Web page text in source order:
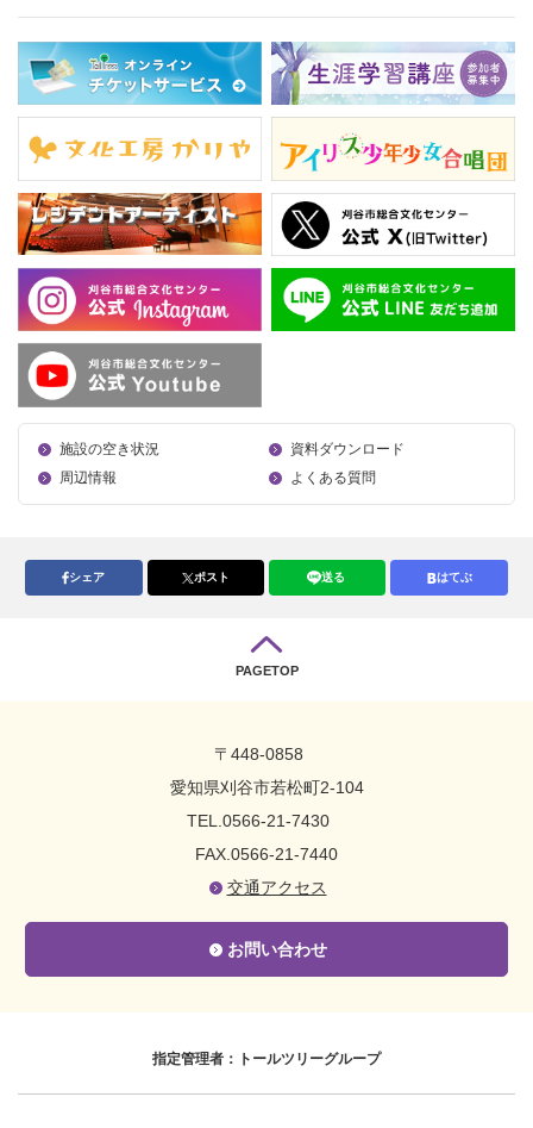
施設の空き状況
資料ダウンロード
周辺情報
よくある質問
シェア ポスト 送る はてぶ
PAGETOP
〒448-0858
愛知県刈谷市若松町2-104
TEL.0566-21-7430
FAX.0566-21-7440
交通アクセス
お問い合わせ
指定管理者：トールツリーグループ